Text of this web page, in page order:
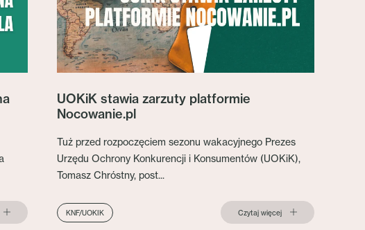
UOKiK stawia zarzuty platformie
Nocowanie.pl
Tuż przed rozpoczęciem sezonu wakacyjnego Prezes
Urzędu Ochrony Konkurencji i Konsumentów (UOKiK),
Tomasz Chróstny, post...
KNF/UOKIK Czytaj więcej